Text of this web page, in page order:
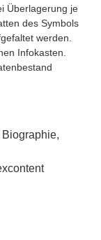
Überlagerung je
des Symbols
werden.
Infokasten.